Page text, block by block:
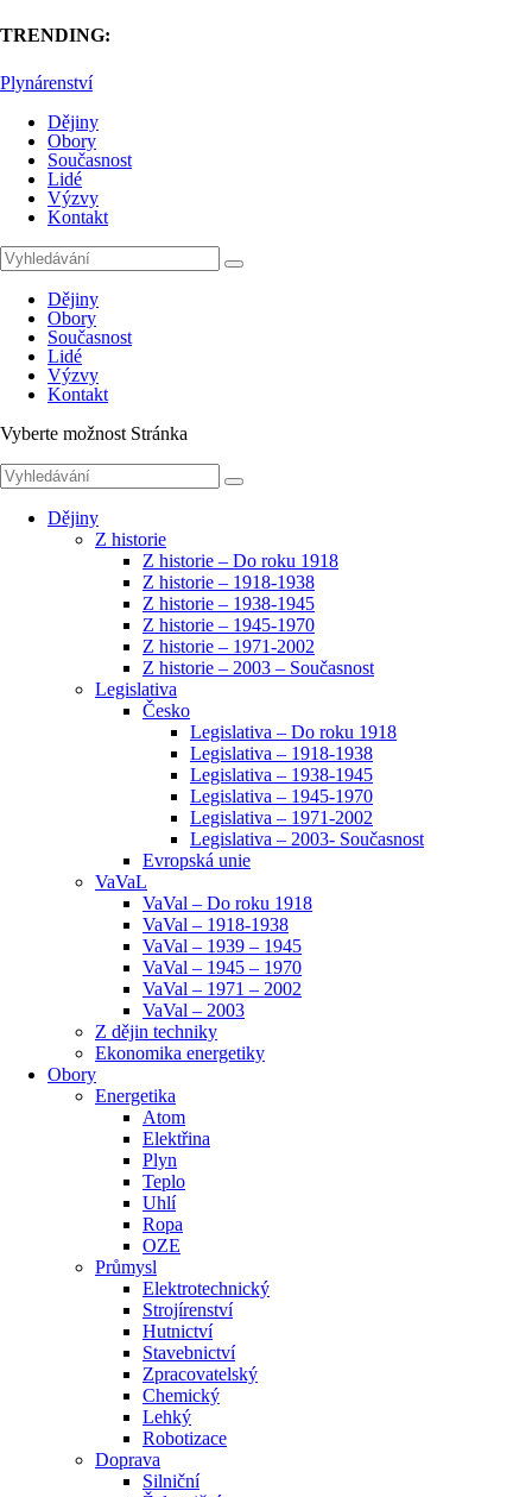
TRENDING:
Plynárenství
Dějiny
Obory
Současnost
Lidé
Výzvy
Kontakt
Dějiny
Obory
Současnost
Lidé
Výzvy
Kontakt
Vyberte možnost Stránka
Dějiny
Z historie
Z historie – Do roku 1918
Z historie – 1918-1938
Z historie – 1938-1945
Z historie – 1945-1970
Z historie – 1971-2002
Z historie – 2003 – Současnost
Legislativa
Česko
Legislativa – Do roku 1918
Legislativa – 1918-1938
Legislativa – 1938-1945
Legislativa – 1945-1970
Legislativa – 1971-2002
Legislativa – 2003- Současnost
Evropská unie
VaVaL
VaVal – Do roku 1918
VaVal – 1918-1938
VaVal – 1939 – 1945
VaVal – 1945 – 1970
VaVal – 1971 – 2002
VaVal – 2003
Z dějin techniky
Ekonomika energetiky
Obory
Energetika
Atom
Elektřina
Plyn
Teplo
Uhlí
Ropa
OZE
Průmysl
Elektrotechnický
Strojírenství
Hutnictví
Stavebnictví
Zpracovatelský
Chemický
Lehký
Robotizace
Doprava
Silniční